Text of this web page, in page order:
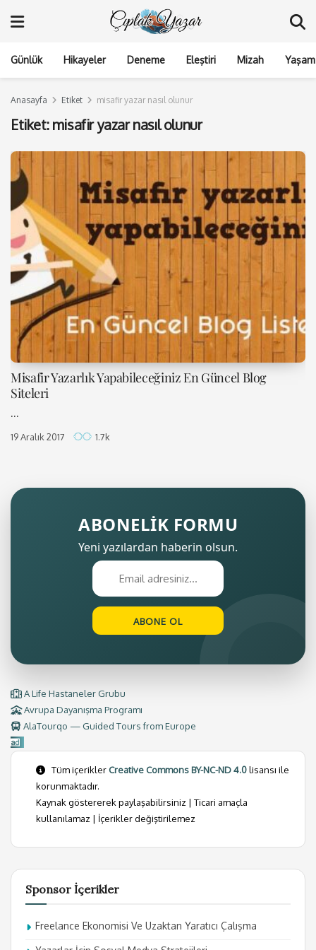
Günlük Hikayeler Deneme Eleştiri Mizah
Anasayfa Etiket misafir yazar nasıl olunur
Etiket:misafir yazar nasıl olunur
Misafir Yazarlık Yapabileceğiniz En Güncel Blog
Siteleri
...
19 Aralık 2017 1.7k
ABONELİK FORMU
Yeni yazılardan haberin olsun.
A Life Hastaneler Grubu
Avrupa Dayanışma Programı
AlaTourqo — Guided Tours from Europe
Tüm içeriklerCreative Commons BY-NC-ND 4.0lisansı ile
korunmaktadır.
Kaynak göstererek paylaşabilirsiniz | Ticari amaçla
kullanılamaz | İçerikler değiştirilemez
Sponsor İçerikler
Freelance Ekonomisi Ve Uzaktan Yaratıcı Çalışma